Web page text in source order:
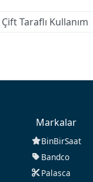
Taraflı Kullanım
Markalar
BinBirSaat
Bandco
Palasca